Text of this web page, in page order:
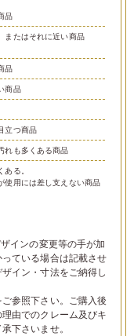
品
またはそれに近い商品
品
商品
立つ商品
れも多くある商品
る。
使用には差し支えない商品
インの変更等の手が加
ている場合は記載させ
イン・寸法をご納得し
参照下さい。ご購入後
由でのクレーム及びキ
下さいませ。